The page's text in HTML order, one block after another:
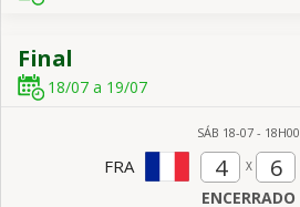
Final
18/07 a 19/07
SÁB 18-07- 18H00
FRA
ENCERRADO